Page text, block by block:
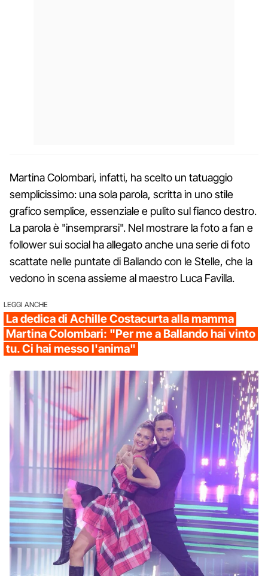
Martina Colombari, infatti, ha scelto un tatuaggio
semplicissimo: una sola parola, scritta in uno stile
grafico semplice, essenziale e pulito sul fianco destro.
La parola è "insemprarsi". Nel mostrare la foto a fan e
follower sui social ha allegato anche una serie di foto
scattate nelle puntate di Ballando con le Stelle, che la
vedono in scena assieme al maestro Luca Favilla.
LEGGI ANCHE
La dedica di Achille Costacurta alla mamma
Martina Colombari: "Per me a Ballando hai vinto
tu. Ci hai messo l'anima"